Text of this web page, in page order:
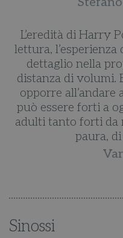
L’eredità di Harry
lettura,
dettaglio nella
distanza di volumi.
opporre all’andare
può essere forti a
adulti tanto forti da
paura,
Sinossi